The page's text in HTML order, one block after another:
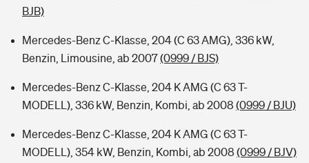
BJB)
Mercedes-Benz C-Klasse, 204 (C 63 AMG), 336 kW,
Benzin, Limousine, ab 2007(0999 / BJS)
Mercedes-Benz C-Klasse, 204 K AMG (C 63 T-
MODELL), 336 kW, Benzin, Kombi, ab 2008 (0999 / BJU)
Mercedes-Benz C-Klasse, 204 K AMG (C 63 T-
MODELL), 354 kW, Benzin, Kombi, ab 2008 (0999 / BJV)